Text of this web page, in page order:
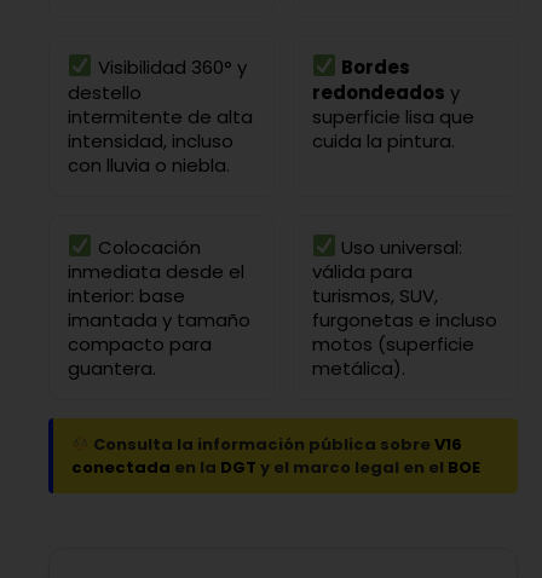
Visibilidad 360° y
destello
intermitente de alta
intensidad, incluso
con lluvia o niebla.
Bordes
redondeados y
superficie lisa que
cuida la pintura.
Colocación
inmediata desde el
interior: base
imantada y tamaño
compacto para
guantera.
Uso universal:
válida para
turismos, SUV,
furgonetas e incluso
motos (superficie
metálica).
Consulta la información pública sobre V16
conectada en la DGT y el marco legal en el BOE